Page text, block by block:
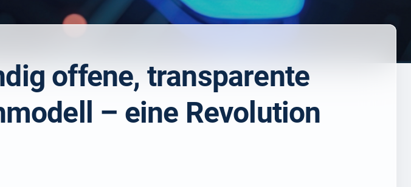
offene, transparente
– eine Revolution